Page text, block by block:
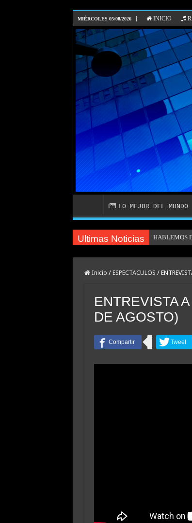
MIÉRCOLES 05/08/2026 INICIO
LO MEJOR DEL MUNDO
Ultimas Noticias HABLEMOS
Inicio / ESPECTACULOS /
ENTREVISTA
DE AGOSTO)